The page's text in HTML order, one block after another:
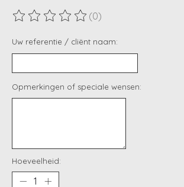
De beoordeling van dit product is
(0)
Uw referentie / cliënt naam:
Opmerkingen of speciale wensen:
Hoeveelheid: